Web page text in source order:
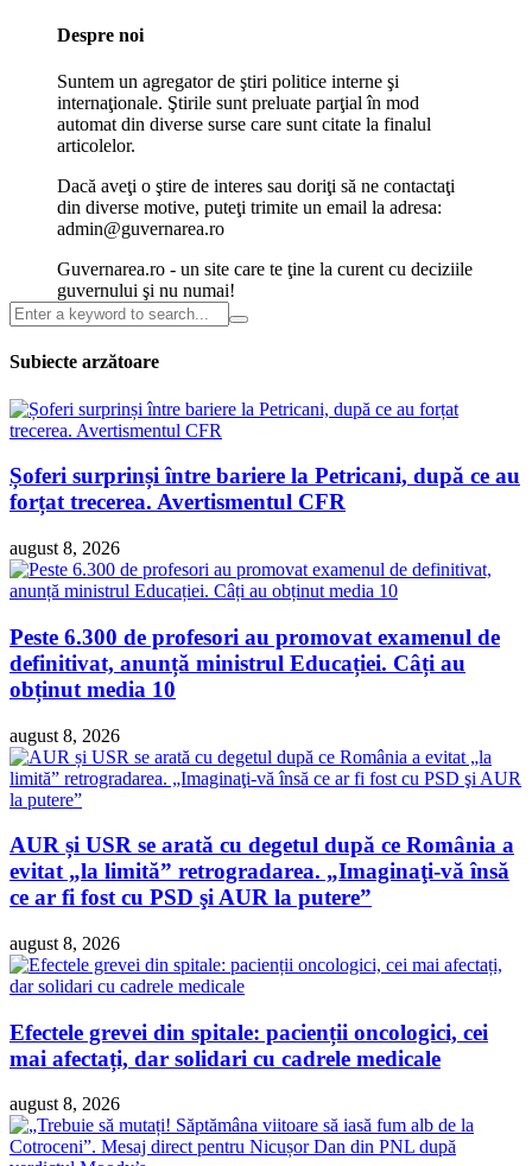
Despre noi
Suntem un agregator de ştiri politice interne şi
internaţionale. Ştirile sunt preluate parţial în mod
automat din diverse surse care sunt citate la finalul
articolelor.
Dacă aveţi o ştire de interes sau doriţi să ne contactaţi
din diverse motive, puteţi trimite un email la adresa:
admin@guvernarea.ro
Guvernarea.ro - un site care te ţine la curent cu deciziile
guvernului şi nu numai!
Subiecte arzătoare
Șoferi surprinși între bariere la Petricani, după ce au
forțat trecerea. Avertismentul CFR
august 8, 2026
Peste 6.300 de profesori au promovat examenul de
definitivat, anunță ministrul Educației. Câți au
obținut media 10
august 8, 2026
AUR și USR se arată cu degetul după ce România a
evitat „la limită” retrogradarea. „Imaginaţi-vă însă
ce ar fi fost cu PSD şi AUR la putere”
august 8, 2026
Efectele grevei din spitale: pacienții oncologici, cei
mai afectați, dar solidari cu cadrele medicale
august 8, 2026